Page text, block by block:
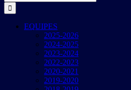
EQUIPES
2025-2026
2024-2025
2023-2024
2022-2023
2020-2021
2019-2020